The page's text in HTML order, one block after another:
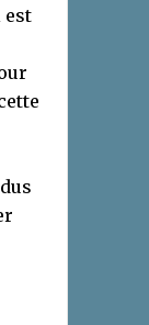
est